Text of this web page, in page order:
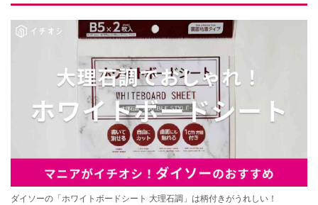
ダイソーの「ホワイトボードシート 大理石調」は柄付きがうれしい！